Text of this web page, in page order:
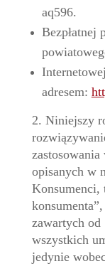
aq596.
Bezpłatnej
adresem:
2. Niniejszy
opisanych w
Konsumenci,
zawartych od
wszystkich
jedynie